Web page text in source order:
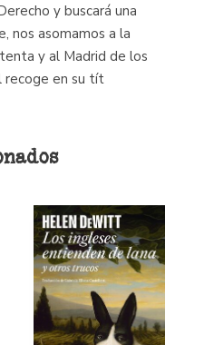
y buscará una
nos asomamos a la
y al Madrid de los
recoge en su tít